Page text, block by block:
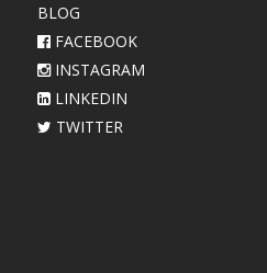
BLOG
FACEBOOK
INSTAGRAM
LINKEDIN
TWITTER